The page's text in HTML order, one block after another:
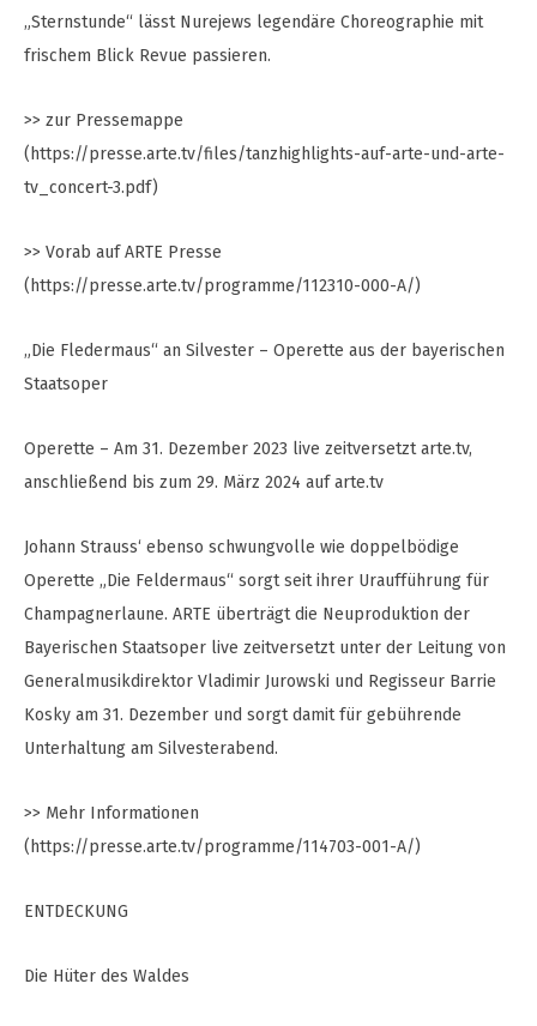
„Sternstunde“ lässt Nurejews legendäre Choreographie mit
frischem Blick Revue passieren.
>> zur Pressemappe
(https://presse.arte.tv/files/tanzhighlights-auf-arte-und-arte-
tv_concert-3.pdf)
>> Vorab auf ARTE Presse
(https://presse.arte.tv/programme/112310-000-A/)
„Die Fledermaus“ an Silvester – Operette aus der bayerischen
Staatsoper
Operette – Am 31. Dezember 2023 live zeitversetzt arte.tv,
anschließend bis zum 29. März 2024 auf arte.tv
Johann Strauss‘ ebenso schwungvolle wie doppelbödige
Operette „Die Feldermaus“ sorgt seit ihrer Uraufführung für
Champagnerlaune. ARTE überträgt die Neuproduktion der
Bayerischen Staatsoper live zeitversetzt unter der Leitung von
Generalmusikdirektor Vladimir Jurowski und Regisseur Barrie
Kosky am 31. Dezember und sorgt damit für gebührende
Unterhaltung am Silvesterabend.
>> Mehr Informationen
(https://presse.arte.tv/programme/114703-001-A/)
ENTDECKUNG
Die Hüter des Waldes